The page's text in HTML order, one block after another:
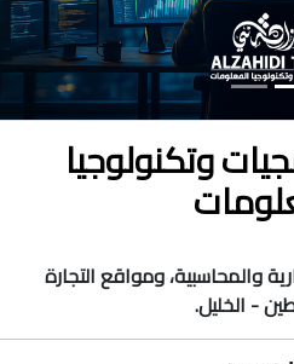
وتكنولوجيا
والمحاسبية، ومواقع التجارة
- الخليل.